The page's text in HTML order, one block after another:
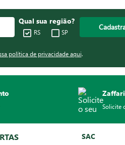
Qual sua região?
RS SP
política de privacidade aqui.
Solicite
SAC